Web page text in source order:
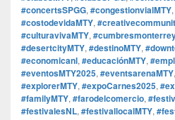
#concertsSPGG, #congestionvialMTY,
#costodevidaMTY,
#culturavivaMTY,
#desertcityMTY, #destinoMTY,
#economicanl, #educaciónMTY,
#eventosMTY2025, #eventsarenaMTY,
#explorerMTY, #expoCarnes2025,
#familyMTY, #farodelcomercio,
#festivalesNL, #festivallocalMTY,